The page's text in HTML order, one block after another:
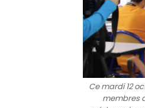
Ce mardi 12
membres